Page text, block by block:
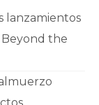
lanzamientos
the